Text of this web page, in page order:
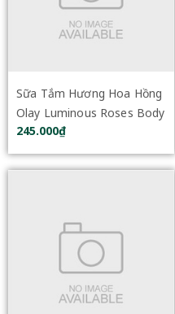
Sữa Tắm Hương Hoa Hồng
Olay Luminous Roses Body
Wash 350g
245.000₫